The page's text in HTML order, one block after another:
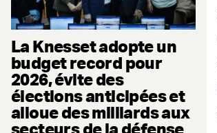
La Knesset adopte un
budget record pour
2026, évite des
élections anticipées et
alloue des milliards aux
secteurs de la défense